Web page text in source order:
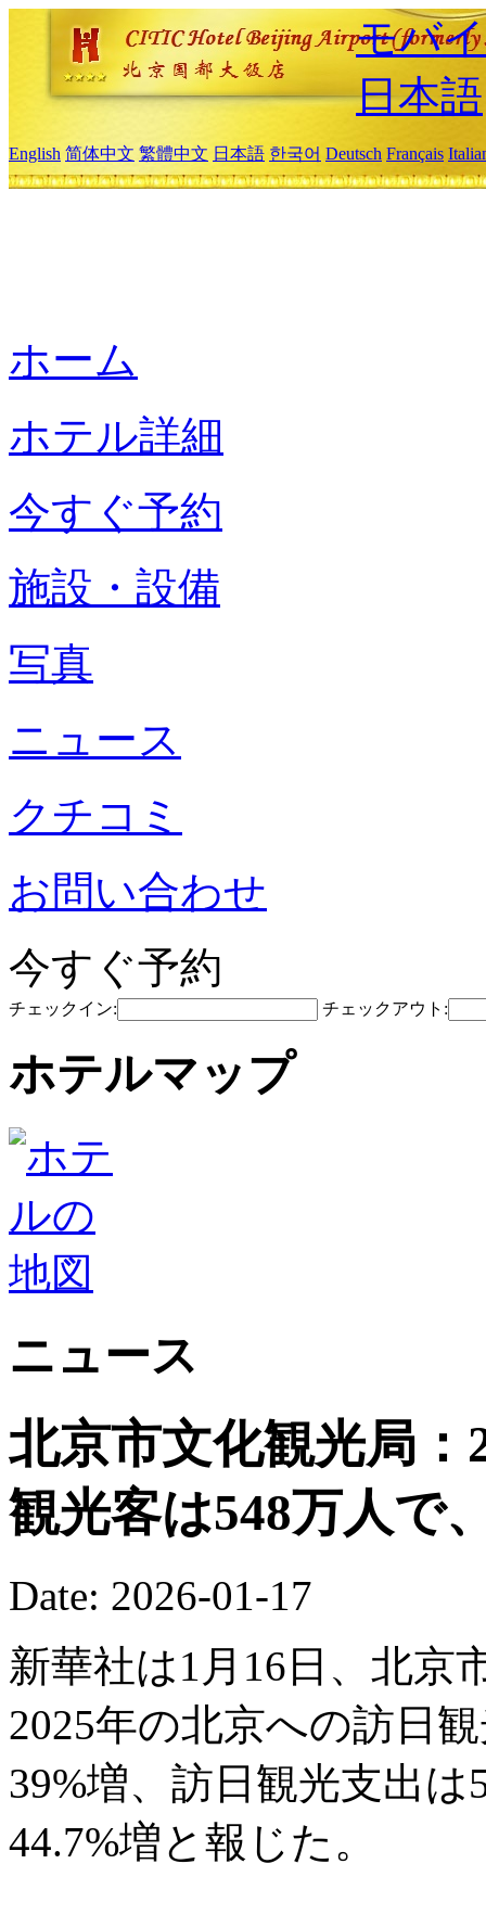
モバ
日本語
English 简体中文 繁體中文 日本語 한국어 Deutsch Français
ホーム
ホテル詳細
今すぐ予約
施設・設備
写真
ニュース
クチコミ
お問い合わせ
今すぐ予約
チェックイン: チェックアウト:
ホテルマップ
ニュース
北京市文化観光局
観光客は548万人で
Date: 2026-01-17
新華社は1月16日、北京
2025年の北京への訪日
39%増、訪日観光支出
44.7%増と報じた。